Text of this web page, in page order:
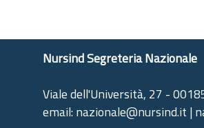
Nursind Segreteria Nazionale
Viale dell'Università, 27 -
email: nazionale@nursind.it |